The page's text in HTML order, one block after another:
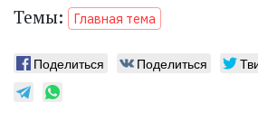
Темы: Главная тема
Поделиться Поделиться